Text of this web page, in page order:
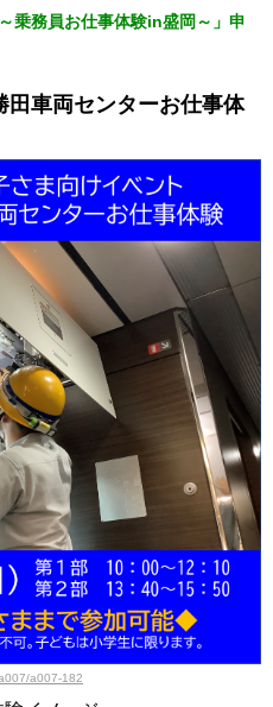
乗務員お仕事体験in盛岡～」申
田車両センターお仕事体
a007-182